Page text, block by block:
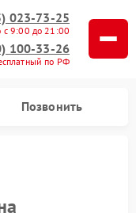
023-73-25
с 9:00 до 21:00
100-33-26
по РФ
Позвонить